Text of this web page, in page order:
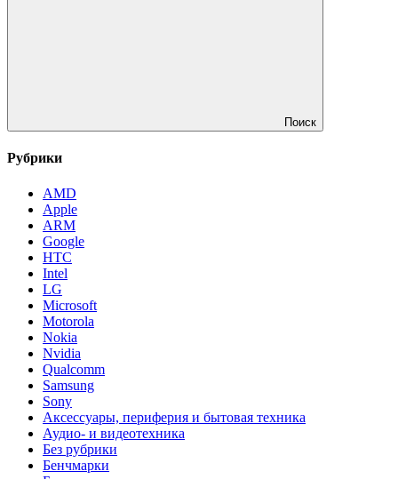
Поиск
Рубрики
AMD
Apple
ARM
Google
HTC
Intel
LG
Microsoft
Motorola
Nokia
Nvidia
Qualcomm
Samsung
Sony
Аксессуары, периферия и бытовая техника
Аудио- и видеотехника
Без рубрики
Бенчмарки